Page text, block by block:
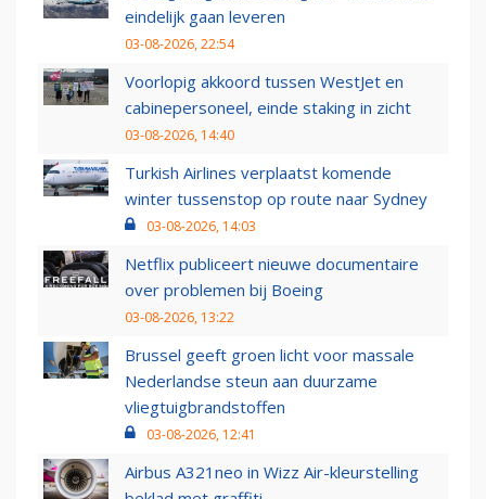
eindelijk gaan leveren
03-08-2026, 22:54
Voorlopig akkoord tussen WestJet en
cabinepersoneel, einde staking in zicht
03-08-2026, 14:40
Turkish Airlines verplaatst komende
winter tussenstop op route naar Sydney
03-08-2026, 14:03
Netflix publiceert nieuwe documentaire
over problemen bij Boeing
03-08-2026, 13:22
Brussel geeft groen licht voor massale
Nederlandse steun aan duurzame
vliegtuigbrandstoffen
03-08-2026, 12:41
Airbus A321neo in Wizz Air-kleurstelling